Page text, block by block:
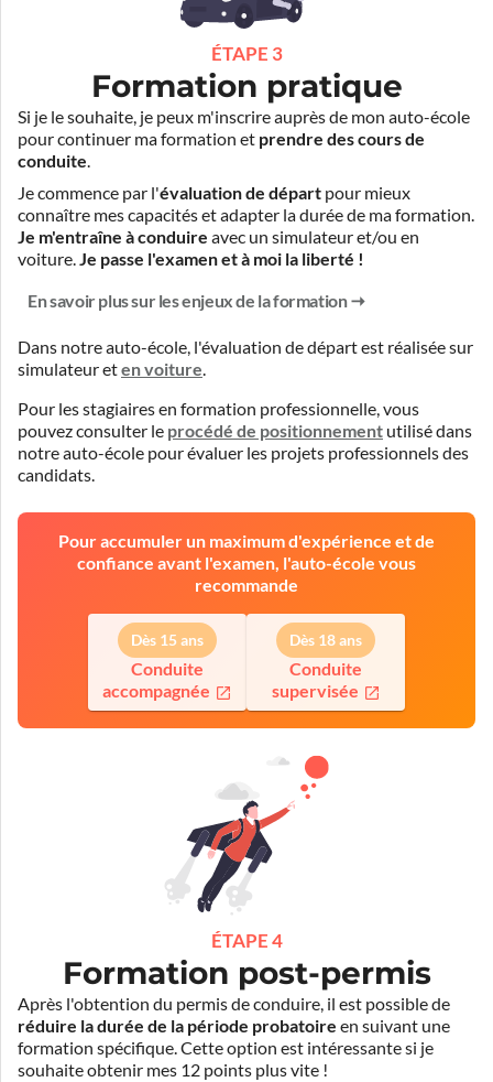
ÉTAPE 3
Formation pratique
Si je le souhaite, je peux m'inscrire auprès de mon auto-école
pour continuer ma formation et prendre des cours de
conduite.
Je commence par l'évaluation de départ pour mieux
connaître mes capacités et adapter la durée de ma formation.
Je m'entraîne à conduire avec un simulateur et/ou en
voiture.Je passe l'examen et à moi la liberté !
En savoir plus sur les enjeux de la formation
Dans notre auto-école, l'évaluation de départ est réaliséesur
simulateureten voiture.
Pour les stagiaires en formation professionnelle, vous
pouvez consulter le procédé de positionnement utilisé dans
notre auto-école pour évaluer les projets professionnels des
candidats.
Pour accumuler un maximum d'expérience et de
confiance avant l'examen, l'auto-école vous
recommande
Dès 15 ans
Conduite
accompagnée
Dès 18 ans
Conduite
supervisée
ÉTAPE 4
Formation post-permis
Après l'obtention du permis de conduire, il est possible de
réduire la durée de la période probatoire en suivant une
formation spécifique. Cette option est intéressante si je
souhaite obtenir mes 12 points plus vite !